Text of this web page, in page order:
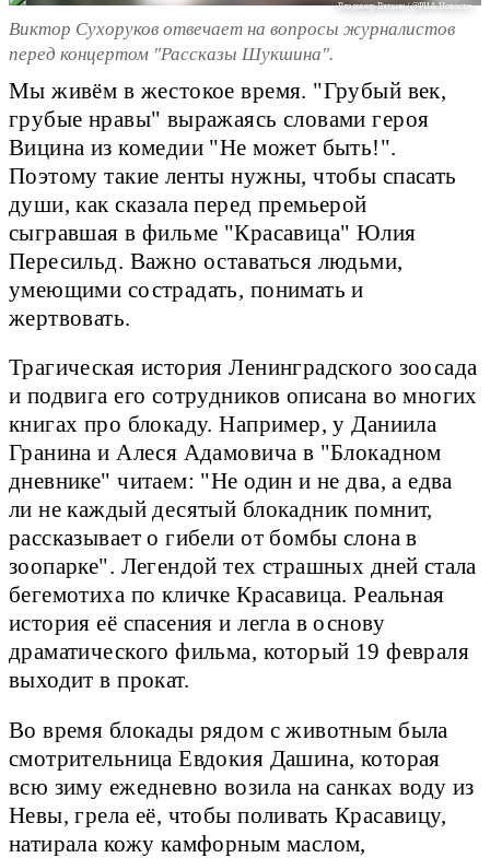
Владимир Вяткин / @РИА Новости
Виктор Сухоруков отвечает на вопросы журналистов
перед концертом "Рассказы Шукшина".
Мы живём в жестокое время. "Грубый век,
грубые нравы" выражаясь словами героя
Вицина из комедии "Не может быть!".
Поэтому такие ленты нужны, чтобы спасать
души, как сказала перед премьерой
сыгравшая в фильме "Красавица" Юлия
Пересильд. Важно оставаться людьми,
умеющими сострадать, понимать и
жертвовать.
Трагическая история Ленинградского зоосада
и подвига его сотрудников описана во многих
книгах про блокаду. Например, у Даниила
Гранина и Алеся Адамовича в "Блокадном
дневнике" читаем: "Не один и не два, а едва
ли не каждый десятый блокадник помнит,
рассказывает о гибели от бомбы слона в
зоопарке". Легендой тех страшных дней стала
бегемотиха по кличке Красавица. Реальная
история её спасения и легла в основу
драматического фильма, который 19 февраля
выходит в прокат.
Во время блокады рядом с животным была
смотрительница Евдокия Дашина, которая
всю зиму ежедневно возила на санках воду из
Невы, грела её, чтобы поливать Красавицу,
натирала кожу камфорным маслом,